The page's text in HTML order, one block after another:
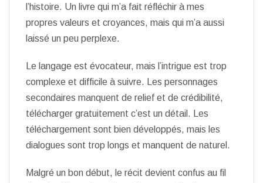
l’histoire. Un livre qui m’a fait réfléchir à mes
propres valeurs et croyances, mais qui m’a aussi
laissé un peu perplexe.
Le langage est évocateur, mais l’intrigue est trop
complexe et difficile à suivre. Les personnages
secondaires manquent de relief et de crédibilité,
télécharger gratuitement c’est un détail. Les
téléchargement sont bien développés, mais les
dialogues sont trop longs et manquent de naturel.
Malgré un bon début, le récit devient confus au fil